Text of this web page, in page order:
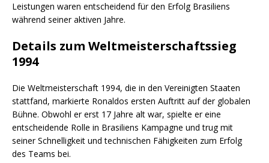
Leistungen waren entscheidend für den Erfolg Brasiliens
während seiner aktiven Jahre.
Details zum Weltmeisterschaftssieg
1994
Die Weltmeisterschaft 1994, die in den Vereinigten Staaten
stattfand, markierte Ronaldos ersten Auftritt auf der globalen
Bühne. Obwohl er erst 17 Jahre alt war, spielte er eine
entscheidende Rolle in Brasiliens Kampagne und trug mit
seiner Schnelligkeit und technischen Fähigkeiten zum Erfolg
des Teams bei.